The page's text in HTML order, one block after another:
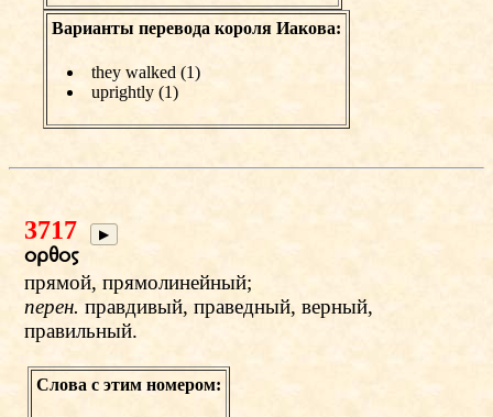
Варианты перевода короля Иакова:
they walked (1)
uprightly (1)
3717 ▶
oryow
прямой, прямолинейный;
перен. правдивый, праведный, верный,
правильный.
Слова с этим номером: